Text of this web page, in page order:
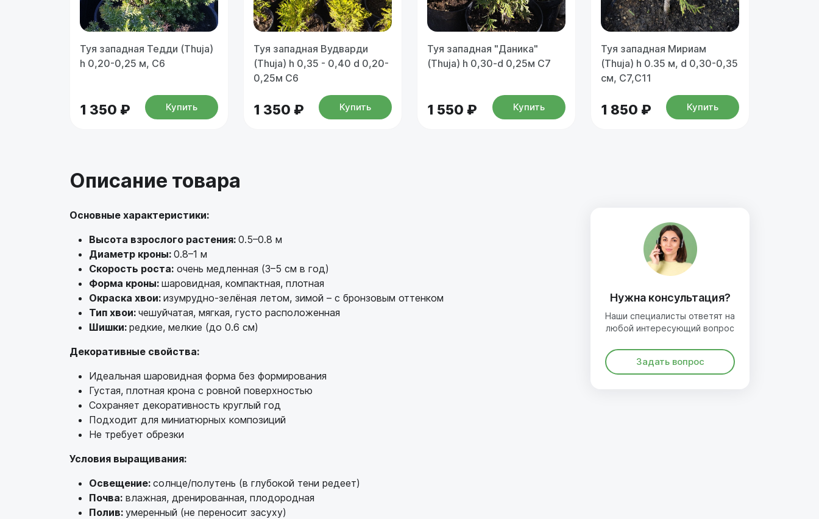
Туя западная Тедди (Thuja)
h 0,20-0,25 м, С6
1 350 ₽ Купить
Туя западная Вудварди
(Thuja) h 0,35 - 0,40 d 0,20-
0,25м С6
1 350 ₽ Купить
Туя западная "Даника"
(Thuja) h 0,30-d 0,25м С7
1 550 ₽ Купить
Туя западная Мириам
(Thuja) h 0.35 м, d 0,30-0,35
см, С7,С11
1 850 ₽ Купить
Описание товара
Основные характеристики:
Высота взрослого растения: 0.5–0.8 м
Диаметр кроны: 0.8–1 м
Скорость роста: очень медленная (3–5 см в год)
Форма кроны: шаровидная, компактная, плотная
Окраска хвои: изумрудно-зелёная летом, зимой – с бронзовым оттенком
Тип хвои: чешуйчатая, мягкая, густо расположенная
Шишки: редкие, мелкие (до 0.6 см)
Декоративные свойства:
Идеальная шаровидная форма без формирования
Густая, плотная крона с ровной поверхностью
Сохраняет декоративность круглый год
Подходит для миниатюрных композиций
Не требует обрезки
Условия выращивания:
Освещение: солнце/полутень (в глубокой тени редеет)
Почва: влажная, дренированная, плодородная
Полив: умеренный (не переносит засуху)
Нужна консультация?
Наши специалисты ответят на
любой интересующий вопрос
Задать вопрос